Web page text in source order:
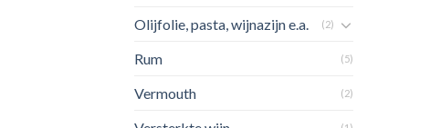
Olijfolie, pasta, wijnazijn e.a. (2)
Rum (5)
Vermouth (2)